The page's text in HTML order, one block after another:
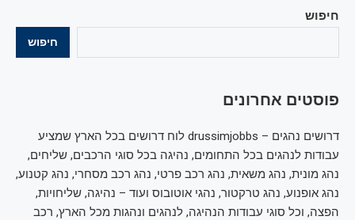
חיפוש
חיפוש
פוסטים אחרונים
דרושים נהגים – drussimjobbs לוח דרושים בכל הארץ שמציע
עבודות לנהגים בכל התחומים, נהיגה בכל סוגי הרכבים, שליחים,
נהג מונית, נהג משאית, נהג רכב פרטי, נהג רכב מסחרי, נהג קטנוע,
נהג אופנוע, נהג טרקטור, נהגי אוטובוס ועוד – נהיגה, שליחויות,
הפצה, וכל סוגי עבודות הנהיגה, לנהגים ונהגות מכל הארץ, רכב